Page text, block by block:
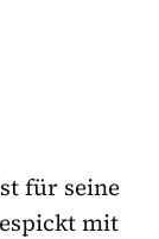
für seine
mit